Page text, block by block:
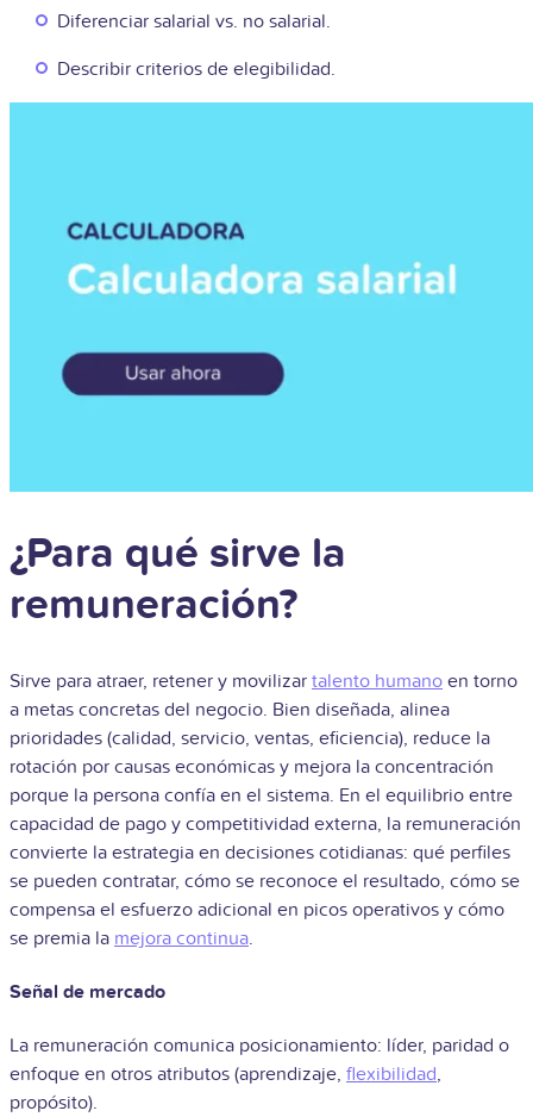
Diferenciar salarial vs. no salarial.
Describir criterios de elegibilidad.
¿Para qué sirve la
remuneración?
Sirve para atraer, retener y movilizar talento humano en torno
a metas concretas del negocio. Bien diseñada, alinea
prioridades (calidad, servicio, ventas, eficiencia), reduce la
rotación por causas económicas y mejora la concentración
porque la persona confía en el sistema. En el equilibrio entre
capacidad de pago y competitividad externa, la remuneración
convierte la estrategia en decisiones cotidianas: qué perfiles
se pueden contratar, cómo se reconoce el resultado, cómo se
compensa el esfuerzo adicional en picos operativos y cómo
se premia la mejora continua.
Señal de mercado
La remuneración comunica posicionamiento: líder, paridad o
enfoque en otros atributos (aprendizaje, flexibilidad,
propósito).